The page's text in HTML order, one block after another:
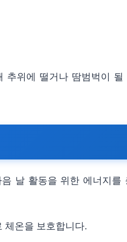
위에 떨거나 땀범벅이 될
날 활동을 위한 에너지를
체온을 보호합니다.